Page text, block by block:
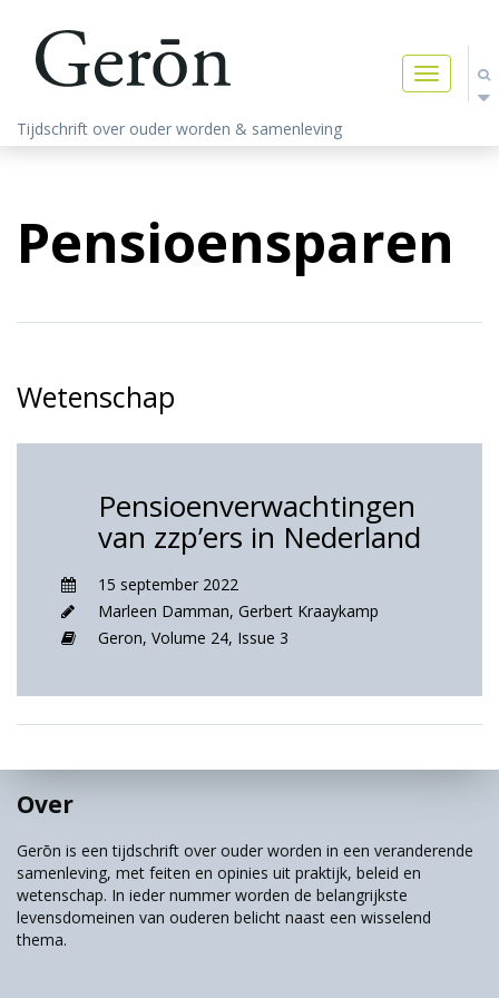
Toggle
navigation
Tijdschrift over ouder worden & samenleving
Pensioensparen
Wetenschap
Pensioenverwachtingen
van zzp’ers in Nederland
15 september 2022
Marleen Damman, Gerbert Kraaykamp
Geron, Volume 24, Issue 3
Over
Gerōn is een tijdschrift over ouder worden in een veranderende
samenleving, met feiten en opinies uit praktijk, beleid en
wetenschap. In ieder nummer worden de belangrijkste
levensdomeinen van ouderen belicht naast een wisselend
thema.